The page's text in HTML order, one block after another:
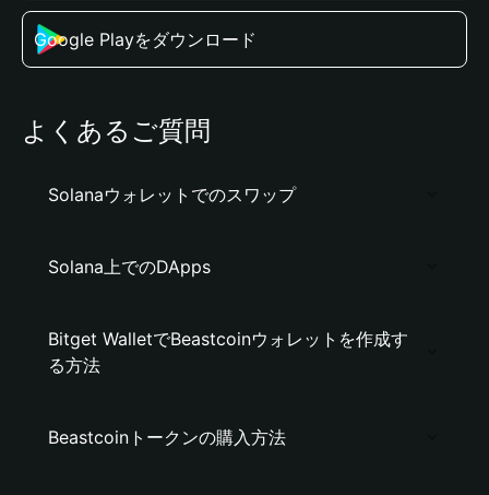
Google Playをダウンロード
よくあるご質問
Solanaウォレットでのスワップ
Solana上でのDApps
Bitget WalletでBeastcoinウォレットを作成す
る方法
Beastcoinトークンの購入方法